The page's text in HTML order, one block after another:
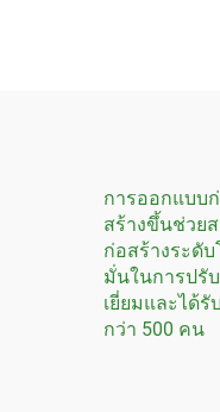
การออกแบบ
สร้างขึ้นช่วย
ก่อสร้างระดั
มั่นในการปรั
เยี่ยมและได้
กว่า 500 คน